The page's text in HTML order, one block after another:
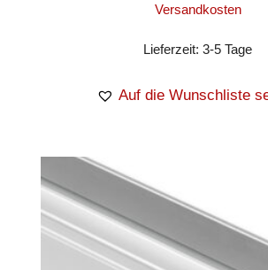
Versandkosten
Lieferzeit:3-5 Tage
Auf die Wunschliste